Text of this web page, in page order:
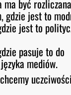
być
gdzie jest to
jest to
pasuje to do
mediów.